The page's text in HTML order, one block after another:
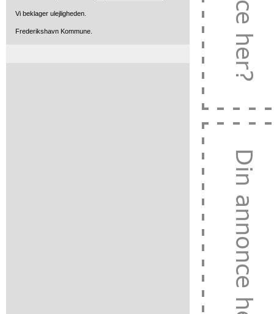
Vi beklager ulejligheden.
Frederikshavn Kommune.